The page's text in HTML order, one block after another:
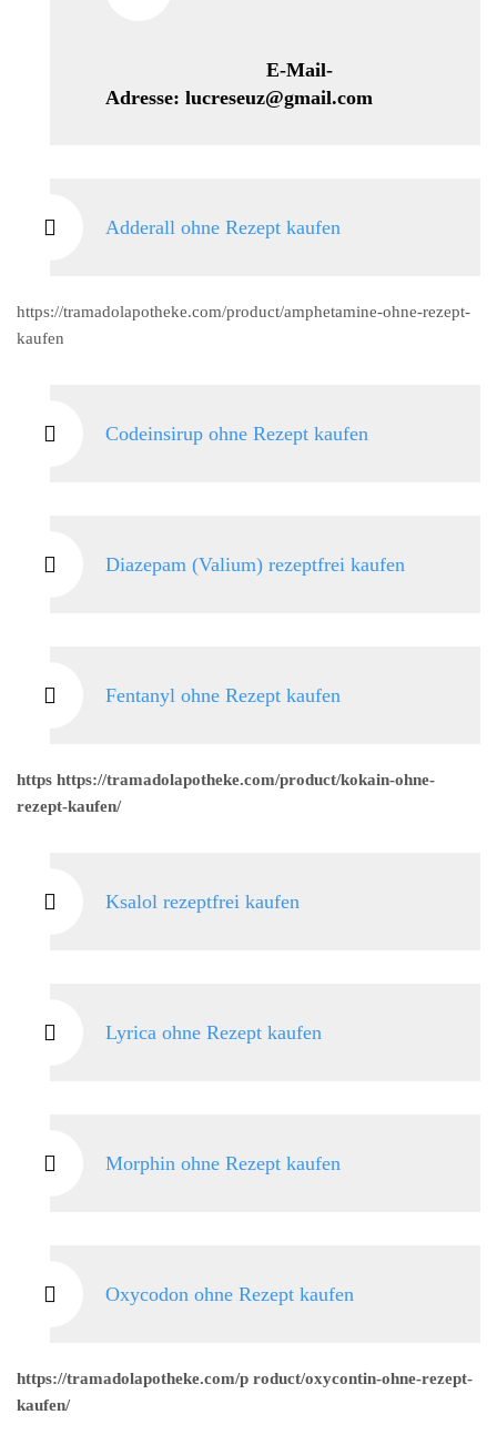
E-Mail-
Adresse: lucreseuz@gmail.com
Adderall ohne Rezept kaufen
https://tramadolapotheke.com/product/amphetamine-ohne-rezept-
kaufen
Codeinsirup ohne Rezept kaufen
Diazepam (Valium) rezeptfrei kaufen
Fentanyl ohne Rezept kaufen
https https://tramadolapotheke.com/product/kokain-ohne-
rezept-kaufen/
Ksalol rezeptfrei kaufen
Lyrica ohne Rezept kaufen
Morphin ohne Rezept kaufen
Oxycodon ohne Rezept kaufen
https://tramadolapotheke.com/p roduct/oxycontin-ohne-rezept-
kaufen/